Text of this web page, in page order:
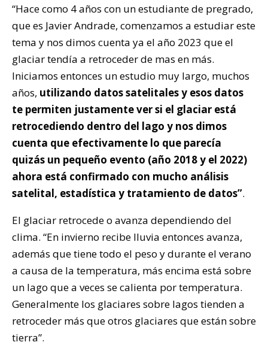
“Hace como 4 años con un estudiante de pregrado,
que es Javier Andrade, comenzamos a estudiar este
tema y nos dimos cuenta ya el año 2023 que el
glaciar tendía a retroceder de mas en más.
Iniciamos entonces un estudio muy largo, muchos
años, utilizando datos satelitales y esos datos
te permiten justamente ver si el glaciar está
retrocediendo dentro del lago y nos dimos
cuenta que efectivamente lo que parecía
quizás un pequeño evento (año 2018 y el 2022)
ahora está confirmado con mucho análisis
satelital, estadística y tratamiento de datos”.
El glaciar retrocede o avanza dependiendo del
clima. “En invierno recibe lluvia entonces avanza,
además que tiene todo el peso y durante el verano
a causa de la temperatura, más encima está sobre
un lago que a veces se calienta por temperatura.
Generalmente los glaciares sobre lagos tienden a
retroceder más que otros glaciares que están sobre
tierra”.